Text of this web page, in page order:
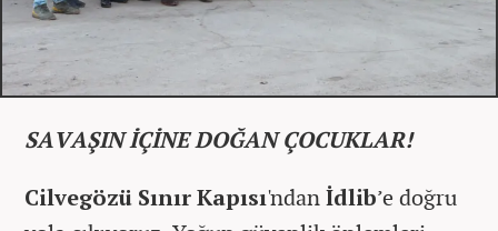
SAVAŞIN İÇİNE DOĞAN ÇOCUKLAR!
Cilvegözü Sınır Kapısı'ndanİdlib’e doğru